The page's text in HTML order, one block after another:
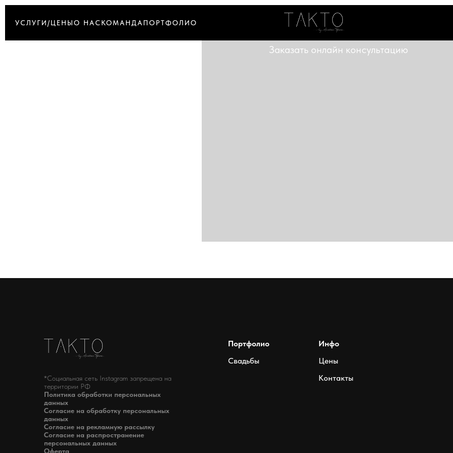
УСЛУГИ/ЦЕНЫО НАСКОМАНДАПОРТФОЛИО
Заказать онлайн консультацию
*Социальная сеть Instagram запрещена на
территории РФ
Политика обработки персональных
данных
Согласие на обработку персональных
данных
Согласие на рекламную рассылку
Согласие на распространение
персональных данных
Оферта
Портфолио
Свадьбы
Инфо
Цены
Контакты